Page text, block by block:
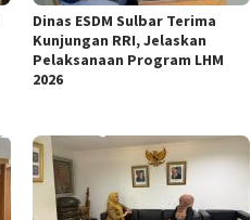
Dinas ESDM Sulbar Terima
Kunjungan RRI, Jelaskan
Pelaksanaan Program LHM
2026